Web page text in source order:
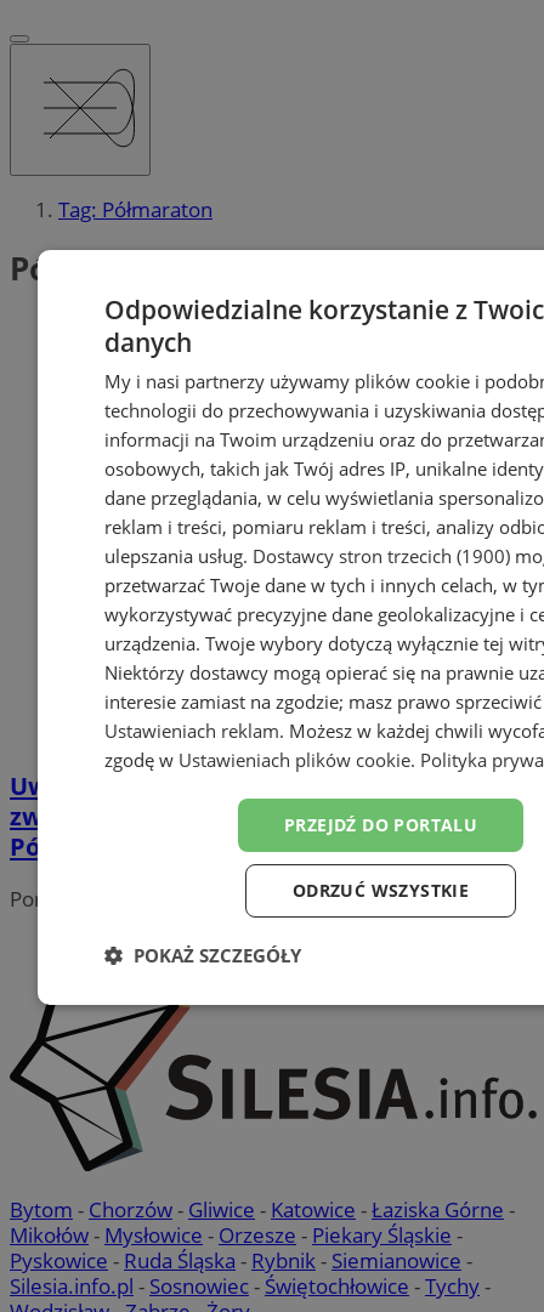
Tag: Półmaraton
Półmaraton (1)
Uwaga! Utrudnienia w ruchu 1 maja w
związku z Biegiem Bohaterów i Silesia
Półmaraton
Portal należy do sieci
Bytom - Chorzów- Gliwice - Katowice -Łaziska Górne -
Mikołów- Mysłowice - Orzesze - Piekary Śląskie -
Pyskowice - Ruda Śląska - Rybnik- Siemianowice -
Silesia.info.pl - Sosnowiec- Świętochłowice -Tychy-
Odpowiedzialne korzystanie z
danych
My i nasi partnerzy używamy plików cookie i
technologii do przechowywania i uzyskiwania
informacji na Twoim urządzeniu oraz do
osobowych, takich jak Twój adres IP, unikalne
dane przeglądania, w celu wyświetlania
reklam i treści, pomiaru reklam i treści, analizy
ulepszania usług. Dostawcy stron trzecich (1900)
przetwarzać Twoje dane w tych i innych celach, w
wykorzystywać precyzyjne dane geolokalizacyjne i
urządzenia. Twoje wybory dotyczą wyłącznie tej
Niektórzy dostawcy mogą opierać się na prawnie
interesie zamiast na zgodzie; masz prawo
Ustawieniach reklam. Możesz w każdej chwili
zgodę w Ustawieniach plików cookie. Polityka
PRZEJDŹ DO PORTALU
ODRZUĆ WSZYSTKIE
POKAŻ SZCZEGÓŁY
Niezbędne Wydajność Targetowanie
Niesklasyfikowane
Niezbędne Wydajność Targetowanie